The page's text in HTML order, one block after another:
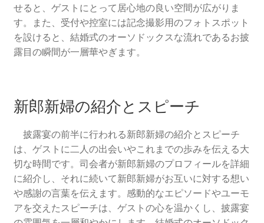
せると、ゲストにとって居心地の良い空間が広がりま
す。また、受付や控室には記念撮影用のフォトスポット
を設けると、結婚式のオーソドックスな流れであるお披
露目の瞬間が一層華やぎます。
新郎新婦の紹介とスピーチ
披露宴の前半に行われる新郎新婦の紹介とスピーチ
は、ゲストに二人の出会いやこれまでの歩みを伝える大
切な時間です。司会者が新郎新婦のプロフィールを詳細
に紹介し、それに続いて新郎新婦がお互いに対する想い
や感謝の言葉を伝えます。感動的なエピソードやユーモ
アを交えたスピーチは、ゲストの心を温かくし、披露宴